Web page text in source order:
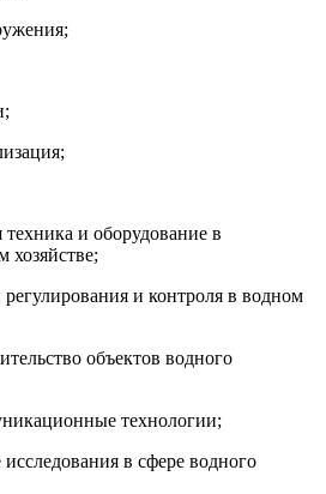
техника и оборудование в
хозяйстве;
регулирования и контроля в водном
объектов водного
технологии;
в сфере водного